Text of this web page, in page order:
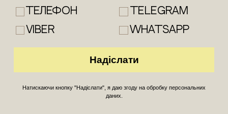
Телефон
Telegram
Viber
WhatsApp
Натискаючи кнопку "Надіслати", я даю згоду на обробку персональних
даних.